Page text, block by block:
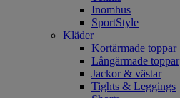
Inomhus
SportStyle
Kläder
Kortärmade toppar
Långärmade toppar
Jackor & västar
Tights & Leggings